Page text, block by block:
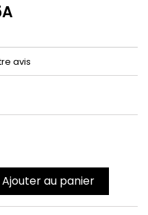
avis
Ajouter au panier